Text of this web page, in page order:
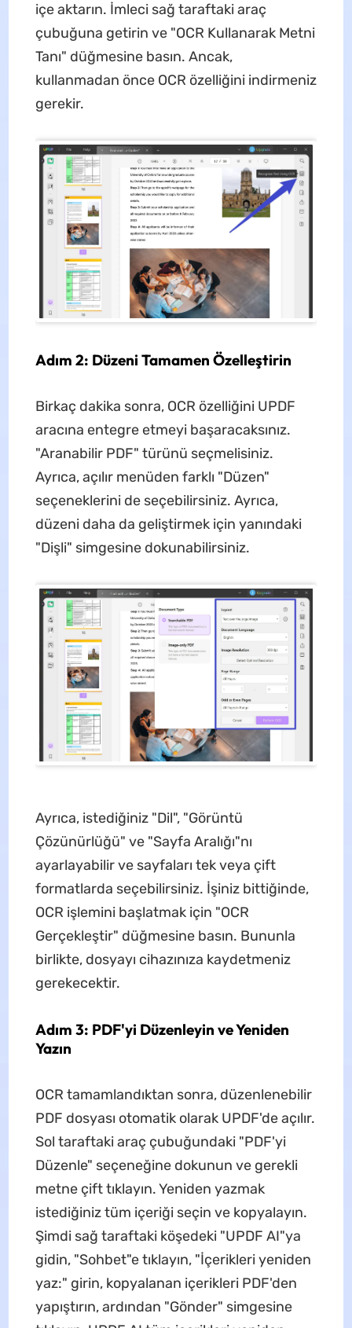
içe aktarın. İmleci sağ taraftaki araç
çubuğuna getirin ve "OCR Kullanarak Metni
Tanı" düğmesine basın. Ancak,
kullanmadan önce OCR özelliğini indirmeniz
gerekir.
Adım 2: Düzeni Tamamen Özelleştirin
Birkaç dakika sonra, OCR özelliğini UPDF
aracına entegre etmeyi başaracaksınız.
"Aranabilir PDF" türünü seçmelisiniz.
Ayrıca, açılır menüden farklı "Düzen"
seçeneklerini de seçebilirsiniz. Ayrıca,
düzeni daha da geliştirmek için yanındaki
"Dişli" simgesine dokunabilirsiniz.
Ayrıca, istediğiniz "Dil", "Görüntü
Çözünürlüğü" ve "Sayfa Aralığı"nı
ayarlayabilir ve sayfaları tek veya çift
formatlarda seçebilirsiniz. İşiniz bittiğinde,
OCR işlemini başlatmak için "OCR
Gerçekleştir" düğmesine basın. Bununla
birlikte, dosyayı cihazınıza kaydetmeniz
gerekecektir.
Adım 3: PDF'yi Düzenleyin ve Yeniden
Yazın
OCR tamamlandıktan sonra, düzenlenebilir
PDF dosyası otomatik olarak UPDF'de açılır.
Sol taraftaki araç çubuğundaki "PDF'yi
Düzenle" seçeneğine dokunun ve gerekli
metne çift tıklayın. Yeniden yazmak
istediğiniz tüm içeriği seçin ve kopyalayın.
Şimdi sağ taraftaki köşedeki "UPDF AI"ya
gidin, "Sohbet"e tıklayın, "İçerikleri yeniden
yaz:" girin, kopyalanan içerikleri PDF'den
yapıştırın, ardından "Gönder" simgesine